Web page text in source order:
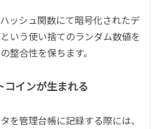
ッシュ関数にて暗号化されたデ
いう使い捨てのランダム数値を
整合性を保ちます。
コインが生まれる
を管理台帳に記録する際には、